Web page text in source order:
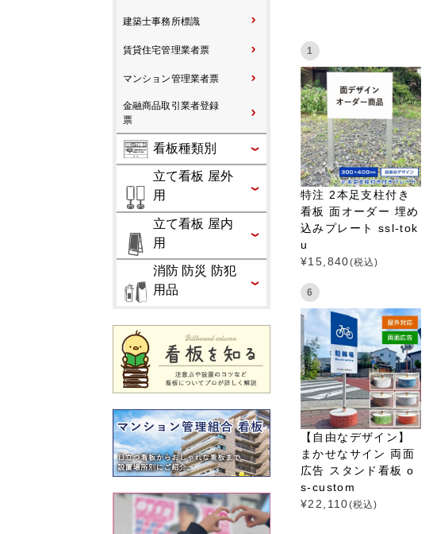
建築士事務所標識
賃貸住宅管理業者票
マンション管理業者票
金融商品取引業者登録
票
看板種類別
立て看板 屋外
用
立て看板 屋内
用
消防 防災 防犯
用品
1
特注 2本足支柱付き
看板 面オーダー 埋め
込みプレート ssl-tok
u
¥15,840(税込)
6
【自由なデザイン】
まかせなサイン 両面
広告 スタンド看板 o
s-custom
¥22,110(税込)